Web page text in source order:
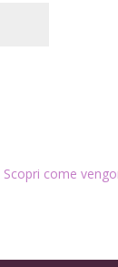
Scopri come